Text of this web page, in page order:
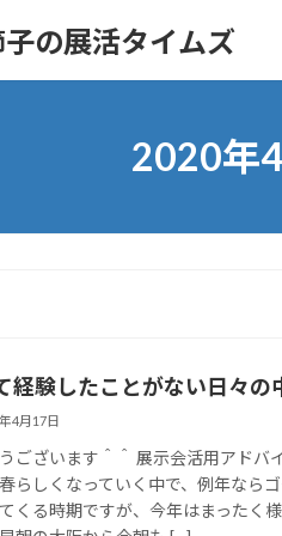
の展活タイムズ
2020年
経験したことがない日々の
4月17日
ございます＾＾ 展示会活用アドバ
らしくなっていく中で、例年なら
くる時期ですが、今年はまったく